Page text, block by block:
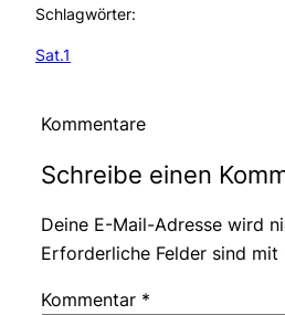
Schlagwörter:
Sat.1
Kommentare
Schreibe einen
Deine E-Mail-Adresse wird
Erforderliche Felder sind mit
Kommentar *